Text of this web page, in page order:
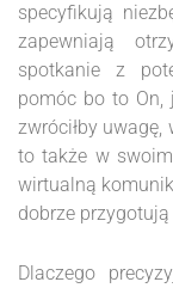
specyfikują
zapewniają
spotkanie z
pomóc bo to On,
zwróciłby uwagę,
to także w
wirtualną
dobrze
Dlaczego